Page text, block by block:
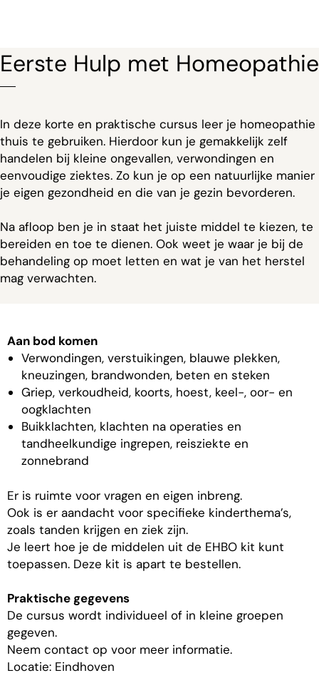
Eerste Hulp met Homeopathie
In deze korte en praktische cursus leer je homeopathie
thuis te gebruiken. Hierdoor kun je gemakkelijk zelf
handelen bij kleine ongevallen, verwondingen en
eenvoudige ziektes. Zo kun je op een natuurlijke manier
je eigen gezondheid en die van je gezin bevorderen.
Na afloop ben je in staat het juiste middel te kiezen, te
bereiden en toe te dienen. Ook weet je waar je bij de
behandeling op moet letten en wat je van het herstel
mag verwachten.
Aan bod komen
Verwondingen, verstuikingen, blauwe plekken,
kneuzingen, brandwonden, beten en steken
Griep, verkoudheid, koorts, hoest, keel-, oor- en
oogklachten
Buikklachten, klachten na operaties en
tandheelkundige ingrepen, reisziekte en
zonnebrand
Er is ruimte voor vragen en eigen inbreng.
Ook is er aandacht voor specifieke kinderthema’s,
zoals tanden krijgen en ziek zijn.
Je leert hoe je de middelen uit de EHBO kit kunt
toepassen. Deze kit is apart te bestellen.
Praktische gegevens
De cursus wordt individueel of in kleine groepen
gegeven.
Neem contact op voor meer informatie.
Locatie: Eindhoven